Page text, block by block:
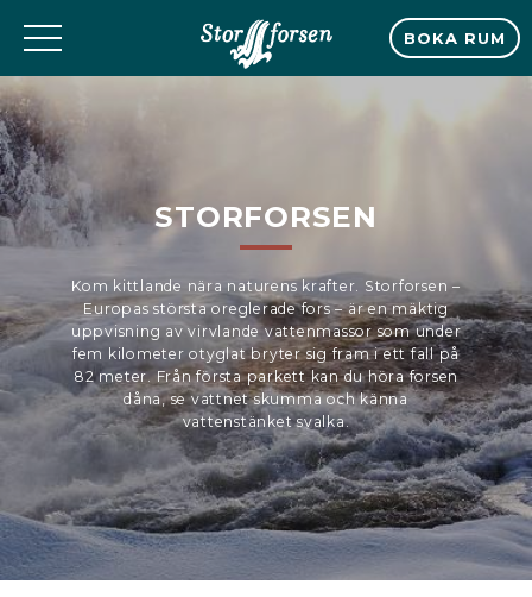
BOKA RUM
STORFORSEN
Kom kittlande nära naturens krafter. Storforsen –
Europas största oreglerade fors – är en mäktig
uppvisning av virvlande vattenmassor som under
fem kilometer otyglat bryter sig fram i ett fall på
82 meter. Från första parkett kan du höra forsen
dåna, se vattnet skumma och känna
vattenstänket svalka.